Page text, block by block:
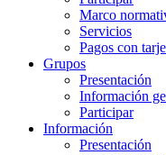
Marco
Servicios
Pagos con
Grupos
Presentación
Información
Participar
Información
Presentación